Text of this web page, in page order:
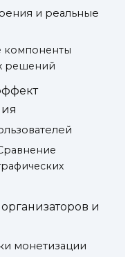
и реальные
компоненты
решений
и
монетизации